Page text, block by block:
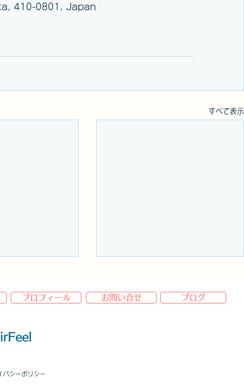
410-0801, Japan
すべて表示
プロフィール お問い合せ ブログ
バシーポリシー